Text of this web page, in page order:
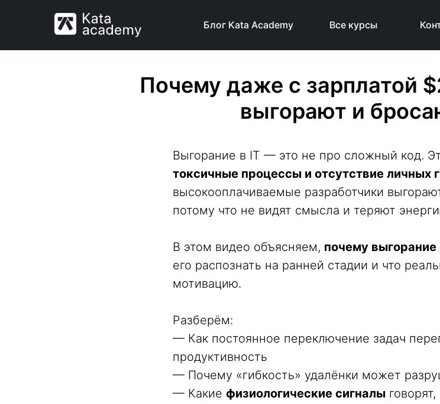
Все курсы
Блог Kata Academy
Почему даже с зарплатой
выгорают и
Выгорание в IT — это не про сложный код.
токсичные процессы и отсутствие личных
высокооплачиваемые разработчики
потому что не видят смысла и теряют
В этом видео объясняем, почему
его распознать на ранней стадии и что
мотивацию.
Разберём:
— Как постоянное переключение задач
продуктивность
— Почему «гибкость» удалёнки может
— Какие физиологические сигналы